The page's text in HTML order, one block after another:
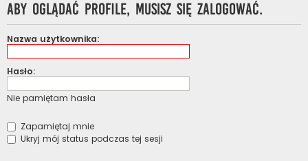
Aby oglądać profile, musisz się zalogować.
Nazwa użytkownika:
Hasło:
Nie pamiętam hasła
Zapamiętaj mnie
Ukryj mój status podczas tej sesji